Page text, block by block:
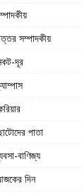
সম্পাদকীয়
দূর
পাতা
বাণিজ্য
দিন